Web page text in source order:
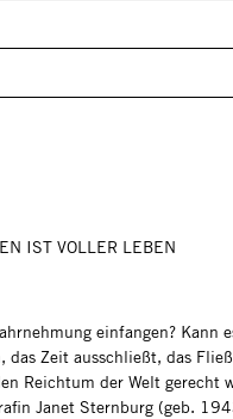
IST VOLLER LEBEN
einfangen? Kann
das Zeit ausschließt, das
Reichtum der Welt gerecht
Janet Sternburg (geb.